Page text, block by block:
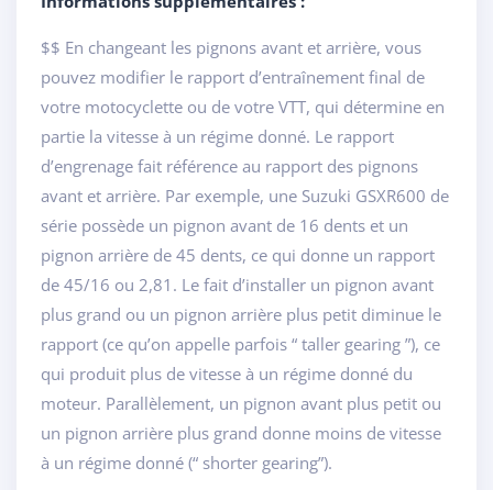
$$ En changeant les pignons avant et arrière, vous
pouvez modifier le rapport d’entraînement final de
votre motocyclette ou de votre VTT, qui détermine en
partie la vitesse à un régime donné. Le rapport
d’engrenage fait référence au rapport des pignons
avant et arrière. Par exemple, une Suzuki GSXR600 de
série possède un pignon avant de 16 dents et un
pignon arrière de 45 dents, ce qui donne un rapport
de 45/16 ou 2,81. Le fait d’installer un pignon avant
plus grand ou un pignon arrière plus petit diminue le
rapport (ce qu’on appelle parfois “ taller gearing ”), ce
qui produit plus de vitesse à un régime donné du
moteur. Parallèlement, un pignon avant plus petit ou
un pignon arrière plus grand donne moins de vitesse
à un régime donné (“ shorter gearing”).